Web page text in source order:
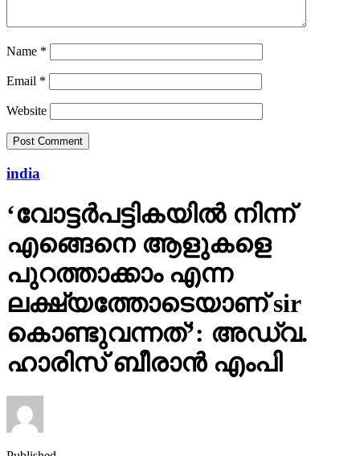
Name *
Email *
Website
india
‘വോട്ടര്‍പട്ടികയില്‍ നിന്ന്
എങ്ങെനെ ആളുകളെ
പുറത്താക്കാം എന്ന
ലക്ഷ്യത്തോടെയാണ് sir
കൊണ്ടുവന്നത്’: അഡ്വ.
ഹാരിസ് ബീരാൻ എംപി